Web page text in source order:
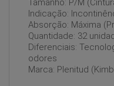
Tamanho: P/M
Indicação:
Absorção: Máxima
Quantidade: 32
Diferenciais:
odores
Marca: Plenitud